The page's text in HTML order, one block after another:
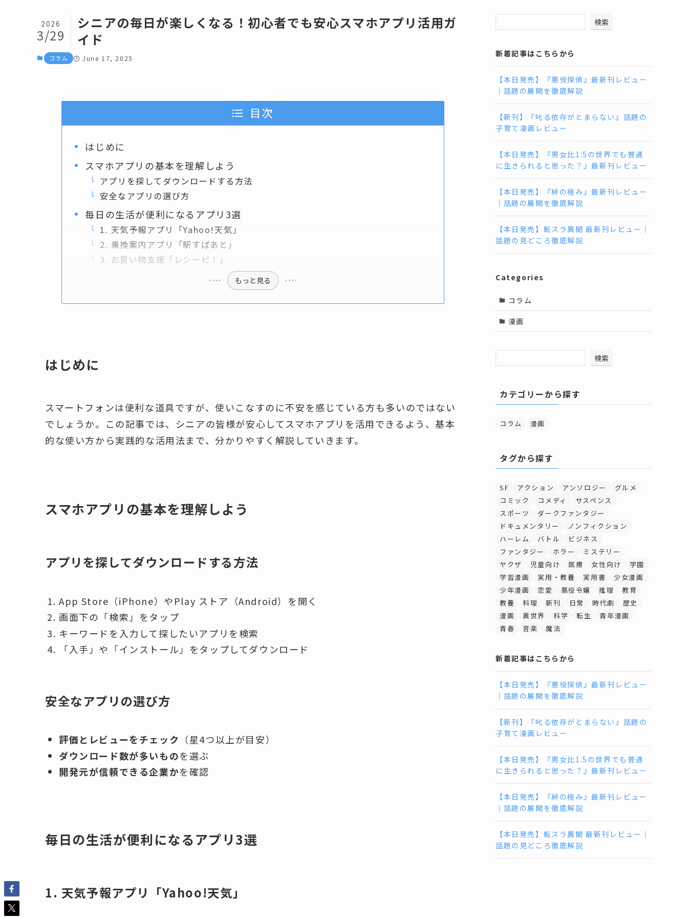
シニアの毎日が楽しくなる！初心者でも安心スマホアプリ活用ガ
イド
2026
3/29
コラム June 17, 2025
目次
はじめに
スマホアプリの基本を理解しよう
アプリを探してダウンロードする方法
安全なアプリの選び方
毎日の生活が便利になるアプリ3選
1. 天気予報アプリ「Yahoo!天気」
2. 乗換案内アプリ「駅すぱあと」
3. お買い物支援「レシーピ！」
もっと見る
はじめに
スマートフォンは便利な道具ですが、使いこなすのに不安を感じている方も多いのではない
でしょうか。この記事では、シニアの皆様が安心してスマホアプリを活用できるよう、基本
的な使い方から実践的な活用法まで、分かりやすく解説していきます。
スマホアプリの基本を理解しよう
アプリを探してダウンロードする方法
App Store（iPhone）やPlay ストア（Android）を開く
画面下の「検索」をタップ
キーワードを入力して探したいアプリを検索
「入手」や「インストール」をタップしてダウンロード
安全なアプリの選び方
評価とレビューをチェック （星4つ以上が目安）
ダウンロード数が多いものを選ぶ
開発元が信頼できる企業かを確認
毎日の生活が便利になるアプリ3選
1. 天気予報アプリ「Yahoo!天気」
検索
新着記事はこちらから
【本日発売】『悪役探偵』最新刊レビュー
｜話題の展開を徹底解説
【新刊】『叱る依存がとまらない』話題の
子育て漫画レビュー
【本日発売】『男女比1:5の世界でも普通
に生きられると思った？』最新刊レビュー
【本日発売】『絆の極み』最新刊レビュー
｜話題の展開を徹底解説
【本日発売】転スラ異聞 最新刊レビュー｜
話題の見どころ徹底解説
Categories
コラム
漫画
検索
カテゴリーから探す
コラム 漫画
タグから探す
SF アクション アンソロジー
グルメ
コミック
コメディ
サスペンス
スポーツ
ダークファンタジー
ドキュメンタリー
ノンフィクション
ハーレム
バトル
ビジネス
ファンタジー
ホラー
ミステリー
ヤクザ
児童向け 医療 女性向け
学園
学習漫画
実用・教養 実用書
少女漫画
少年漫画
恋愛 悪役令嬢 推理
教育
教養
料理 新刊 日常 時代劇
歴史
漫画
異世界 科学 転生
青年漫画
青春
音楽 魔法
新着記事はこちらから
【本日発売】『悪役探偵』最新刊レビュー
｜話題の展開を徹底解説
【新刊】『叱る依存がとまらない』話題の
子育て漫画レビュー
【本日発売】『男女比1:5の世界でも普通
に生きられると思った？』最新刊レビュー
【本日発売】『絆の極み』最新刊レビュー
｜話題の展開を徹底解説
【本日発売】転スラ異聞 最新刊レビュー｜
話題の見どころ徹底解説